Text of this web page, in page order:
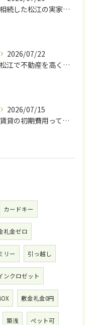
相続した松江の実家、どうする？放置する前に知っておくべき売却・活用のステップ
2026/07/22
松江で不動産を高く・安心して売るには？売却の流れと地元のプロが選ばれる理由
2026/07/15
賃貸の初期費用っていくらかかる？相場・内訳と松江で賢く抑えるプロのコツ
カードキー
礼金ゼロ
リー 引っ越し
ンクロゼット
敷金礼金0円
築浅 ペット可